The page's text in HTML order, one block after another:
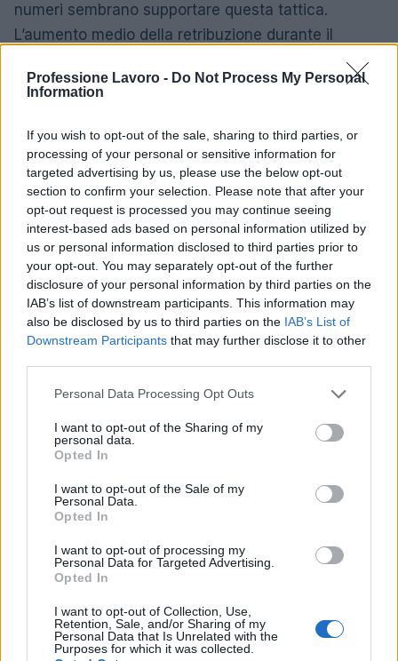
Professione Lavoro - Do Not Process My Personal
Information
If you wish to opt-out of the sale, sharing to third parties, or
processing of your personal or sensitive information for
targeted advertising by us, please use the below opt-out
section to confirm your selection. Please note that after your
opt-out request is processed you may continue seeing
interest-based ads based on personal information utilized by
us or personal information disclosed to third parties prior to
your opt-out. You may separately opt-out of the further
disclosure of your personal information by third parties on the
IAB’s list of downstream participants. This information may
also be disclosed by us to third parties on the IAB’s List of
Downstream Participants that may further disclose it to other
Please note that this website/app uses one or more Google
not limited to your visit or usage behaviour. You may click to
grant or deny consent to Google and its third-party tags to
use your data for below specified purposes in below Google
consent section.
Personal Data Processing Opt Outs
I want to opt-out of the Sharing of my
personal data.
Opted In
I want to opt-out of the Sale of my
Personal Data.
Opted In
I want to opt-out of processing my
Personal Data for Targeted Advertising.
Opted In
I want to opt-out of Collection, Use,
Retention, Sale, and/or Sharing of my
Personal Data that Is Unrelated with the
Purposes for which it was collected.
numeri sembrano supportare questa tattica.
L’aumento medio della retribuzione durante il
cambio di lavoro è di circa il 10% in più rispetto al
consueto aumento di stipendio.
e dalla tua esperienza tra molti altri fattori.
Mettendo da parte tutte le variabili, se puoi
permetterti i costi dell’istruzione superiore, il ritorno
sull’investimento ne vale sicuramente la pena.
Dovresti essere in grado di recuperare i costi in
circa un anno circa.
Confronto salariale per sesso
maschile nel Regno Unito guadagnano in media il
4% in più rispetto alle loro controparti femminili in
tutti i settori.
Maschio
Femmina -4% 69.500 GBP
L’aumento e la diminuzione percentuali sono relativi al
valore precedente